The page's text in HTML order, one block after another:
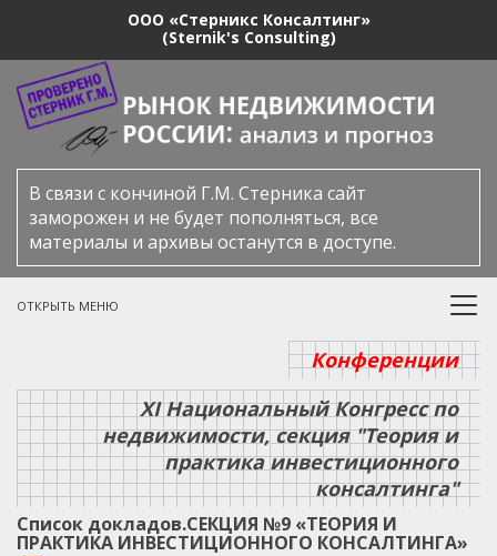
ООО «Стерникс Консалтинг»
(Sternik's Consulting)
В связи с кончиной Г.М. Стерника сайт
заморожен и не будет пополняться, все
материалы и архивы останутся в доступе.
ОТКРЫТЬ МЕНЮ
Конференции
ХI Национальный Конгресс по
недвижимости, секция "Теория и
практика инвестиционного
консалтинга"
Список докладов.СЕКЦИЯ №9 «ТЕОРИЯ И
ПРАКТИКА ИНВЕСТИЦИОННОГО КОНСАЛТИНГА»